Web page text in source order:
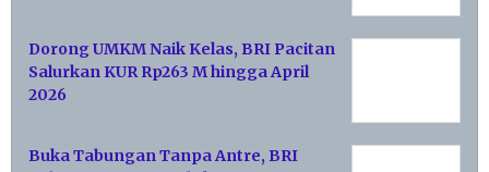
Dorong UMKM Naik Kelas, BRI Pacitan
Salurkan KUR Rp263 M hingga April
2026
Buka Tabungan Tanpa Antre, BRI